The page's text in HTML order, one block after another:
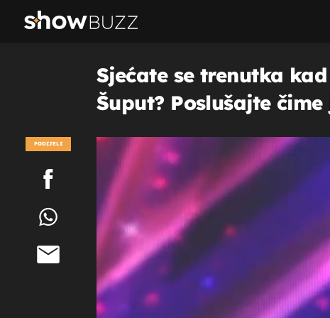
Sjećate se trenutka
Šuput? Poslušajte
PODIJELI
POGLEDAJ